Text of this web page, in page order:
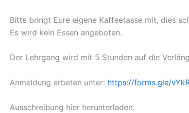
Bitte bringt Eure eigene Kaffeetasse mit, dies
Es wird kein Essen angeboten.
Der Lehrgang wird mit 5 Stunden auf die
Anmeldung erbeten unter: https://forms.gle/
Ausschreibung hier herunterladen: